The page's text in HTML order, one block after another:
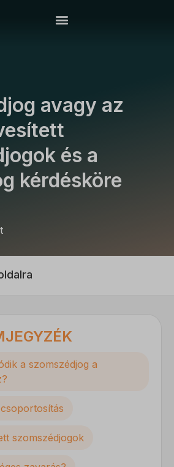
avagy az
és a
kérdésköre
a szomszédjog a
szomszédjogok